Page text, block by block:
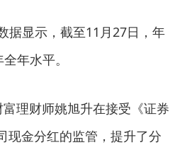
据显示，截至11月27日，年
年水平。
理财师姚旭升在接受《证券
现金分红的监管，提升了分